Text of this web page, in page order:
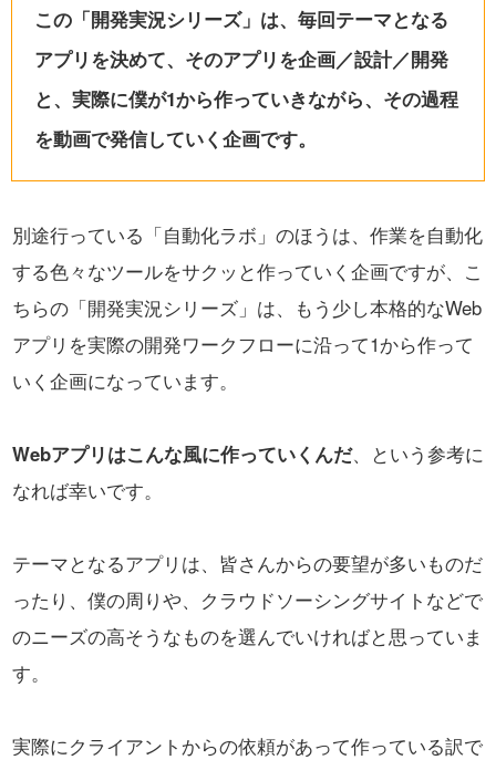
この「開発実況シリーズ」は、毎回テーマとなる
アプリを決めて、そのアプリを企画／設計／開発
と、実際に僕が1から作っていきながら、その過程
を動画で発信していく企画です。
別途行っている「自動化ラボ」のほうは、作業を自動化
する色々なツールをサクッと作っていく企画ですが、 こ
ちらの「開発実況シリーズ」は、もう少し本格的なWeb
アプリを実際の開発ワークフローに沿って1から作って
いく企画になっています。
Webアプリはこんな風に作っていくんだ、という参考に
なれば幸いです。
テーマとなるアプリは、皆さんからの要望が多いものだ
ったり、 僕の周りや、クラウドソーシングサイトなどで
のニーズの高そうなものを選んでいければと思っていま
す。
実際にクライアントからの依頼があって作っている訳で